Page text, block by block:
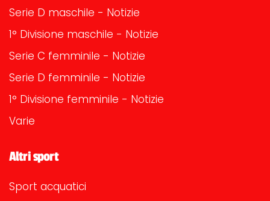
Serie D maschile - Notizie
1° Divisione maschile - Notizie
Serie C femminile - Notizie
Serie D femminile - Notizie
1° Divisione femminile - Notizie
Varie
Altri sport
Sport acquatici